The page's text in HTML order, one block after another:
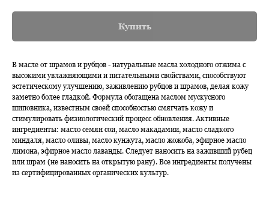
Купить
В масле от шрамов и рубцов - натуральные масла холодного отжима с
высокими увлажняющими и питательными свойствами, способствуют
эстетическому улучшению, заживлению рубцов и шрамов, делая кожу
заметно более гладкой. Формула обогащена маслом мускусного
шиповника, известным своей способностью смягчать кожу и
стимулировать физиологический процесс обновления. Активные
ингредиенты: масло семян сои, масло макадамии, масло сладкого
миндаля, масло оливы, масло кунжута, масло жожоба, эфирное маcло
лимона, эфирное масло лаванды. Следует наносить на заживший рубец
или шрам (не наносить на открытую рану). Все ингредиенты получены
из сертифицированных органических культур.